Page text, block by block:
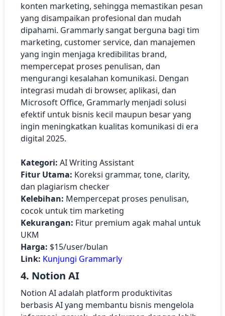
konten marketing, sehingga memastikan pesan
yang disampaikan profesional dan mudah
dipahami. Grammarly sangat berguna bagi tim
marketing, customer service, dan manajemen
yang ingin menjaga kredibilitas brand,
mempercepat proses penulisan, dan
mengurangi kesalahan komunikasi. Dengan
integrasi mudah di browser, aplikasi, dan
Microsoft Office, Grammarly menjadi solusi
efektif untuk bisnis kecil maupun besar yang
ingin meningkatkan kualitas komunikasi di era
digital 2025.
Kategori: AI Writing Assistant
Fitur Utama: Koreksi grammar, tone, clarity,
dan plagiarism checker
Kelebihan: Mempercepat proses penulisan,
cocok untuk tim marketing
Kekurangan: Fitur premium agak mahal untuk
UKM
Harga: $15/user/bulan
Link: Kunjungi Grammarly
4. Notion AI
Notion AI adalah platform produktivitas
berbasis AI yang membantu bisnis mengelola